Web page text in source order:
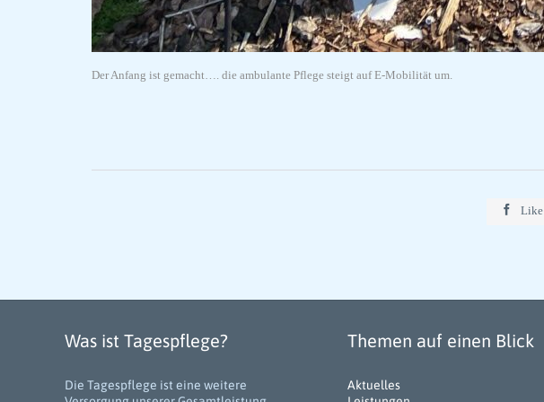
Der Anfang ist gemacht…. die ambulante Pflege steigt auf E-Mobilität um.
 Like
Was ist Tagespflege?
Die Tagespflege ist eine weitere
Themen auf einen Blick
Aktuelles